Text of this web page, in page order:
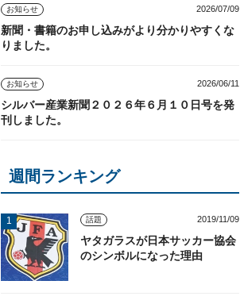
お知らせ 2026/07/09
新聞・書籍のお申し込みがより分かりやすくな
りました。
お知らせ 2026/06/11
シルバー産業新聞２０２６年６月１０日号を発
刊しました。
週間ランキング
話題 2019/11/09
ヤタガラスが日本サッカー協会
のシンボルになった理由